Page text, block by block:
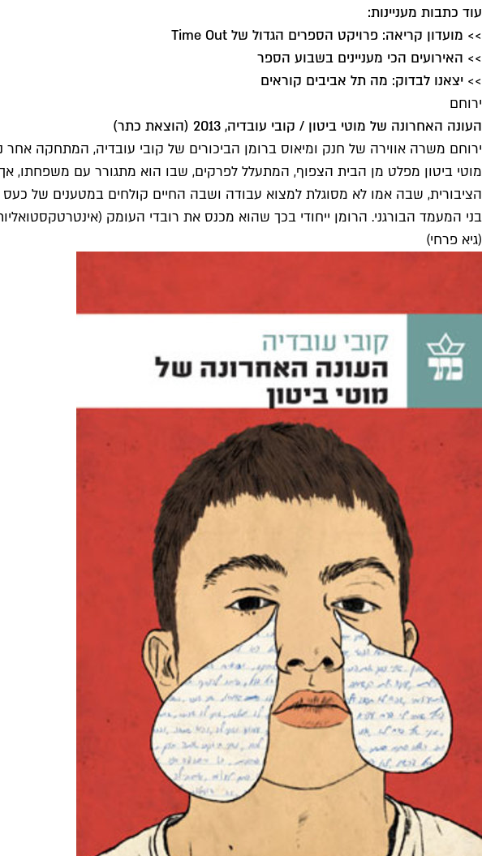
עוד כתבות מעניינות:
>> מועדון קריאה: פרויקט הספרים הגדול של Time Out
>> האירועים הכי מעניינים בשבוע הספר
>> יצאנו לבדוק: מה תל אביבים קוראים
ירוחם
העונה האחרונה של מוטי ביטון / קובי עובדיה, 2013 (הוצאת כתר)
ירוחם משרה אווירה של חנק ומיאוס ברומן הביכורים של קובי עובדיה, המתחקה
מוטי ביטון מפלט מן הבית הצפוף, המתעלל לפרקים, שבו הוא מתגורר עם משפחתו,
הציבורית, שבה אמו לא מסוגלת למצוא עבודה ושבה החיים קולחים במטענים של
בני המעמד הבורגני. הרומן ייחודי בכך שהוא מכנס את רובדי העומק
(גיא פרחי)